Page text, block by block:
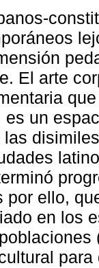
El arte
es un
por ello,
en los